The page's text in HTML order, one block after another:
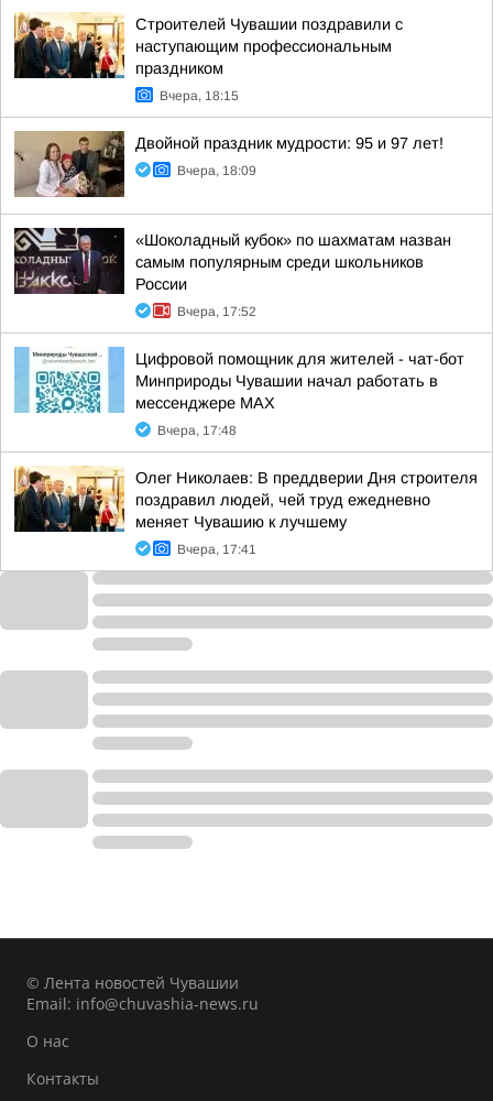
Строителей Чувашии поздравили с
наступающим профессиональным
праздником
Вчера, 18:15
Двойной праздник мудрости: 95 и 97 лет!
Вчера, 18:09
«Шоколадный кубок» по шахматам назван
самым популярным среди школьников
России
Вчера, 17:52
Цифровой помощник для жителей - чат-бот
Минприроды Чувашии начал работать в
мессенджере МАХ
Вчера, 17:48
Олег Николаев: В преддверии Дня строителя
поздравил людей, чей труд ежедневно
меняет Чувашию к лучшему
Вчера, 17:41
© Лента новостей Чувашии
Email: info@chuvashia-news.ru
О нас
Контакты